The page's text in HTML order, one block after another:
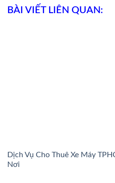
BÀI VIẾT LIÊN QUAN:
Dịch Vụ Cho Thuê Xe Máy
Nơi